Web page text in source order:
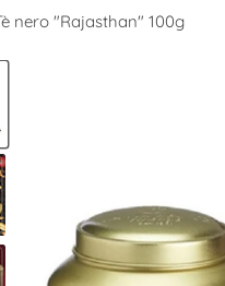
nero "Rajasthan" 100g